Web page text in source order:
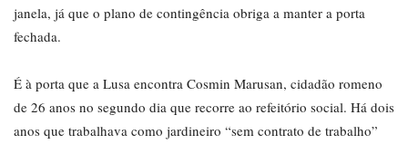
janela, já que o plano de contingência obriga a manter a porta
fechada.
É à porta que a Lusa encontra Cosmin Marusan, cidadão romeno
de 26 anos no segundo dia que recorre ao refeitório social. Há dois
anos que trabalhava como jardineiro “sem contrato de trabalho”